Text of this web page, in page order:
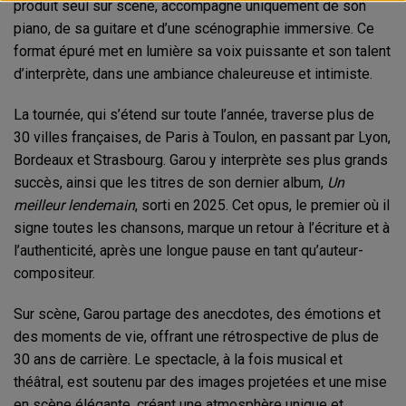
produit seul sur scène, accompagné uniquement de son
piano, de sa guitare et d’une scénographie immersive. Ce
format épuré met en lumière sa voix puissante et son talent
d’interprète, dans une ambiance chaleureuse et intimiste.
La tournée, qui s’étend sur toute l’année, traverse plus de
30 villes françaises, de Paris à Toulon, en passant par Lyon,
Bordeaux et Strasbourg. Garou y interprète ses plus grands
succès, ainsi que les titres de son dernier album, Un
meilleur lendemain, sorti en 2025. Cet opus, le premier où il
signe toutes les chansons, marque un retour à l’écriture et à
l’authenticité, après une longue pause en tant qu’auteur-
compositeur.
Sur scène, Garou partage des anecdotes, des émotions et
des moments de vie, offrant une rétrospective de plus de
30 ans de carrière. Le spectacle, à la fois musical et
théâtral, est soutenu par des images projetées et une mise